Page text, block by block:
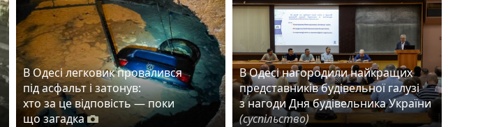
В Одесі легковик провалився
під асфальт і затонув:
хто за це відповість — поки
що загадка
В Одесі нагородили найкращих
представників будівельної галузі
з нагоди Дня будівельника України
(суспільство)